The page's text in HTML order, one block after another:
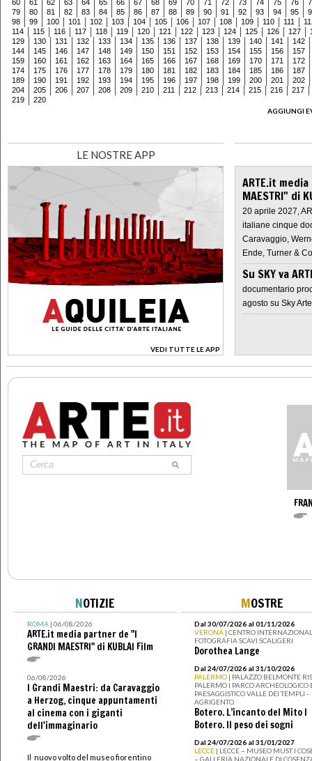
60 61 62 63 64 65 66 67 68 69 70 71 72 73 74 75 76
79
80 81 82 83 84 85 86 87 88 89 90 91 92 93 94 95
98
99 100 101 102 103 104 105 106 107 108 109 110 111
114
115 116 117 118 119 120 121 122 123 124 125 126 127
129
130 131 132 133 134 135 136 137 138 139 140 141
142
144
145 146 147 148 149 150 151 152 153 154 155 156
157
159
160 161 162 163 164 165 166 167 168 169 170 171
172
174
175 176 177 178 179 180 181 182 183 184 185 186
187
189
190 191 192 193 194 195 196 197 198 199 200 201
202
204
205 206 207 208 209 210 211 212 213 214 215 216
217
219
220
AGGIUNGI
LE NOSTRE APP
VEDI TUTTE LE APP
>
ARTE.it
MAESTRI" di
20 aprile 2027,
italiane cinque
Caravaggio,
Ende, Turner &
Su SKY va
documentario
agosto su Sky Arte
NOTIZIE
ROMA| 06/08/2026
ARTE.it media partner de "I
GRANDI MAESTRI" di KUBLAI Film
06/08/2026
I Grandi Maestri: da Caravaggio
a Herzog, cinque appuntamenti
al cinema con i giganti
dell'immaginario
Il nuovo volto del museo fiorentino
MOSTRE
Dal 30/07/2026 al 01/11/2026
VERONA | CENTRO
FOTOGRAFIA SCAVI SCALIGERI
Dorothea Lange
Dal 24/07/2026 al 31/10/2026
PALERMO | PALAZZO BELMONTE
PALERMO I PARCO ARCHEOLOGICO
PAESAGGISTICO VALLE DEI TEMPLI -
AGRIGENTO
Botero. L’incanto del Mito I
Botero. Il peso dei sogni
Dal 24/07/2026 al 31/01/2027
LECCE | LECCE – MUSEO MUST I
– GALLERIA NAZIONALE DI